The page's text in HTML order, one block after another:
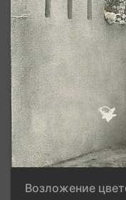
Возложение